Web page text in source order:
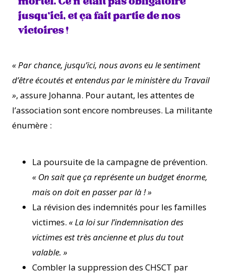
jusqu’ici, et ça fait partie de nos
victoires !
« Par chance, jusqu’ici, nous avons eu le sentiment
d’être écoutés et entendus par le ministère du Travail
», assure Johanna. Pour autant, les attentes de
l’association sont encore nombreuses. La militante
énumère :
La poursuite de la campagne de prévention.
« On sait que ça représente un budget énorme,
mais on doit en passer par là ! »
La révision des indemnités pour les familles
victimes. « La loi sur l’indemnisation des
victimes est très ancienne et plus du tout
valable. »
Combler la suppression des CHSCT par